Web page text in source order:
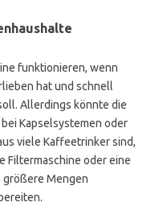
funktionieren, wenn
hat und schnell
Allerdings könnte die
Kapselsystemen oder
viele Kaffeetrinker sind,
Filtermaschine oder eine
größere Mengen